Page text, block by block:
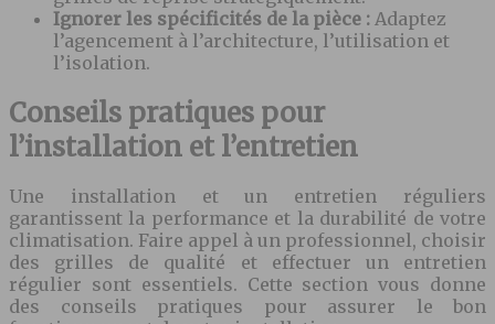
Ignorer les spécificités de la pièce : Adaptez
l’agencement à l’architecture, l’utilisation et
l’isolation.
Conseils pratiques pour
l’installation et l’entretien
Une installation et un entretien réguliers
garantissent la performance et la durabilité de votre
climatisation. Faire appel à un professionnel, choisir
des grilles de qualité et effectuer un entretien
régulier sont essentiels. Cette section vous donne
des conseils pratiques pour assurer le bon